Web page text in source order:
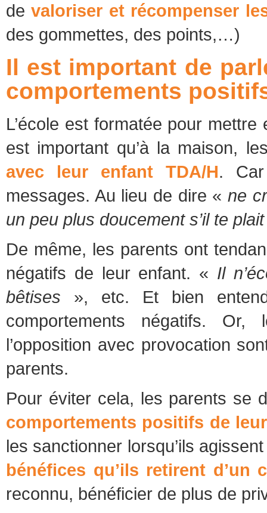
devaloriser et récompenser
des gommettes, des points,…)
Il est important de
comportements
L’école est formatée pour
est important qu’à la maison,
avec leur enfant TDA/H.
messages. Au lieu de dire «ne
un peu plus doucement s’il te plait
De même, les parents ont
négatifs de leur enfant. « Il
bêtises », etc. Et bien
comportements négatifs.
l’opposition avec provocation
parents.
Pour éviter cela, les parents se
comportements positifs de
les sanctionner lorsqu’ils
bénéfices qu’ils retirent d’un
reconnu, bénéficier de plus de